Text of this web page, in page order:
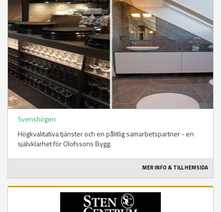
Svenshögen
Högkvalitativa tjänster och en pålitlig samarbetspartner - en
självklarhet för Olofssons Bygg.
MER INFO & TILL HEMSIDA